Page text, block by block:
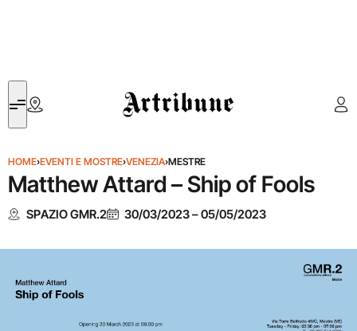
Artribune
HOME›EVENTI E MOSTRE›VENEZIA›MESTRE
Matthew Attard – Ship of Fools
SPAZIO GMR.2 30/03/2023–05/05/2023